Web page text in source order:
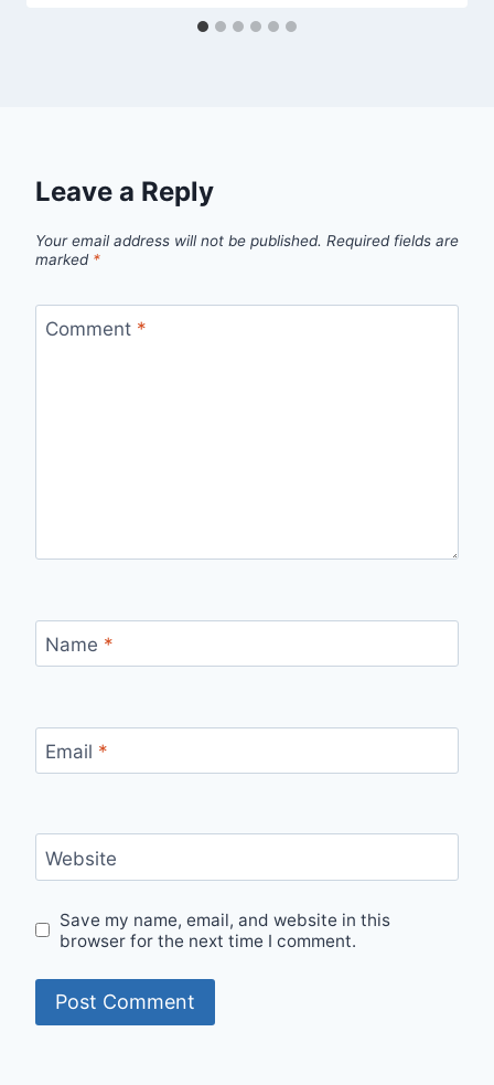
Leave a Reply
Your email address will not be published. Required fields are
marked *
Comment *
Name *
Email *
Website
Save my name, email, and website in this
browser for the next time I comment.